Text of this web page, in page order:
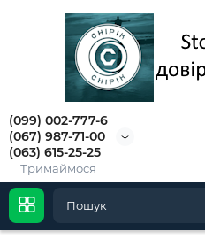
(099) 002-777-6
(067) 987-71-00
(063) 615-25-25
Тримаймося